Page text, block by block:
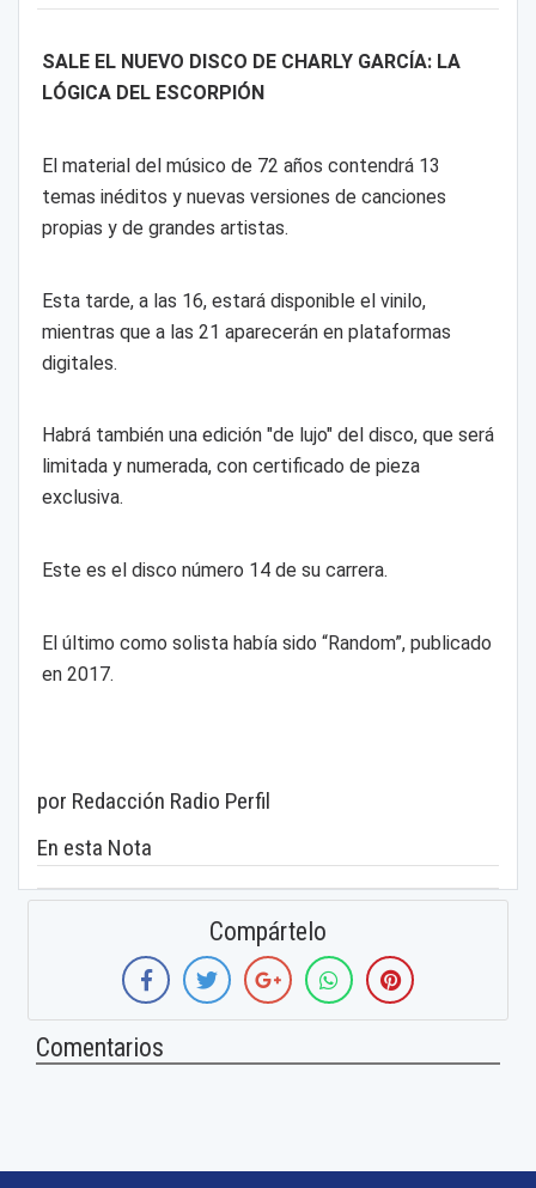
SALE EL NUEVO DISCO DE CHARLY GARCÍA: LA
LÓGICA DEL ESCORPIÓN
El material del músico de 72 años contendrá 13
temas inéditos y nuevas versiones de canciones
propias y de grandes artistas.
Esta tarde, a las 16, estará disponible el vinilo,
mientras que a las 21 aparecerán en plataformas
digitales.
Habrá también una edición "de lujo" del disco, que será
limitada y numerada, con certificado de pieza
exclusiva.
Este es el disco número 14 de su carrera.
El último como solista había sido “Random”, publicado
en 2017.
por Redacción Radio Perfil
En esta Nota
Compártelo
Comentarios